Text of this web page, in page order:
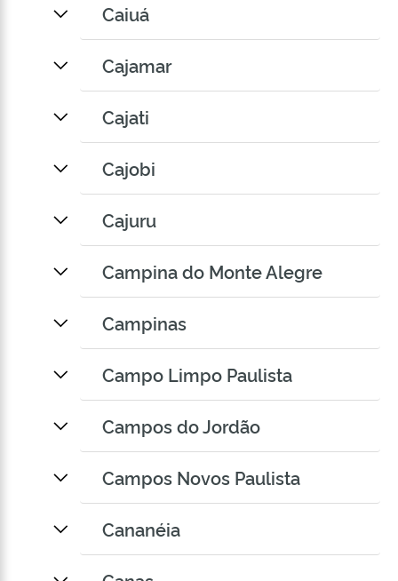
Caiuá
Cajamar
Cajati
Cajobi
Cajuru
Campina do Monte Alegre
Campinas
Campo Limpo Paulista
Campos do Jordão
Campos Novos Paulista
Cananéia